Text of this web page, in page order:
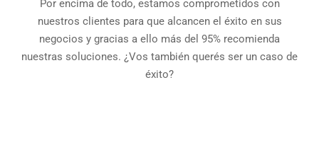
Por encima de todo, estamos comprometidos con
nuestros clientes para que alcancen el éxito en sus
negocios y gracias a ello más del 95% recomienda
nuestras soluciones. ¿Vos también querés ser un caso de
éxito?